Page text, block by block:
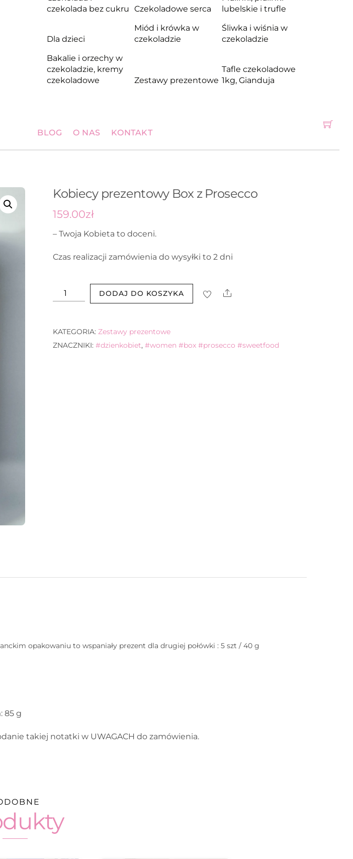
czekolada bez cukru Czekoladowe serca
lubelskie i trufle
Dla dzieci
Miód i krówka w
czekoladzie
Śliwka i wiśnia w
czekoladzie
Bakalie i orzechy w
czekoladzie, kremy
czekoladowe
Zestawy prezentowe
Tafle czekoladowe
1kg, Gianduja
BLOG O NAS KONTAKT
Kobiecy prezentowy Box z Prosecco
159.00zł
– Twoja Kobieta to doceni.
Czas realizacji zamówienia do wysyłki to 2 dni
ilość
Box
z
DODAJ DO KOSZYKA Share
KATEGORIA:Zestawy prezentowe
ZNACZNIKI:#dzienkobiet,#women #box #prosecco #sweetfood
opakowaniu to wspaniały prezent dla drugiej połówki : 5 szt / 40 g
85 g
takiej notatki w UWAGACH do zamówienia.